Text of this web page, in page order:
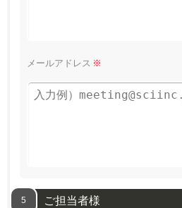
メールアドレス ※
5 ご担当者様